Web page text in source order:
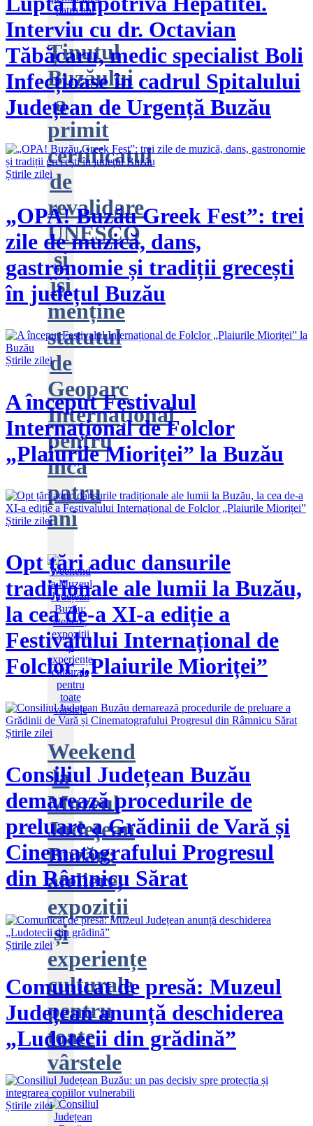
Ținutul
Buzăului
a
primit
certificatul
de
revalidare
UNESCO
și
își
menține
statutul
de
Geoparc
Internațional
pentru
încă
patru
ani
Weekend
la
Muzeul
Județean
Buzău:
ateliere,
expoziții
și
experiențe
culturale
pentru
toate
vârstele
Interviu cu dr. Octavian
Tăbăcaru, medic specialist Boli
Infecțioase în cadrul Spitalului
Județean de Urgență Buzău
Știrile zilei
„OPA! Buzău Greek Fest”: trei
zile de muzică, dans,
gastronomie și tradiții grecești
în județul Buzău
Știrile zilei
A început Festivalul
Internațional de Folclor
„Plaiurile Mioriței” la Buzău
Știrile zilei
Opt țări aduc dansurile
tradiționale ale lumii la Buzău,
la cea de-a XI-a ediție a
Festivalului Internațional de
Folclor „Plaiurile Mioriței”
Știrile zilei
Consiliul Județean Buzău
demarează procedurile de
preluare a Grădinii de Vară și
Cinematografului Progresul
din Râmnicu Sărat
Știrile zilei
Comunicat de presă: Muzeul
Județean anunță deschiderea
„Ludotecii din grădină”
Știrile zilei